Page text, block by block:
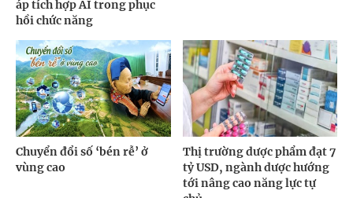
áp tích hợp AI trong phục
hồi chức năng
Chuyển đổi số ‘bén rễ’ ở
vùng cao
Thị trường dược phẩm đạt 7
tỷ USD, ngành dược hướng
tới nâng cao năng lực tự